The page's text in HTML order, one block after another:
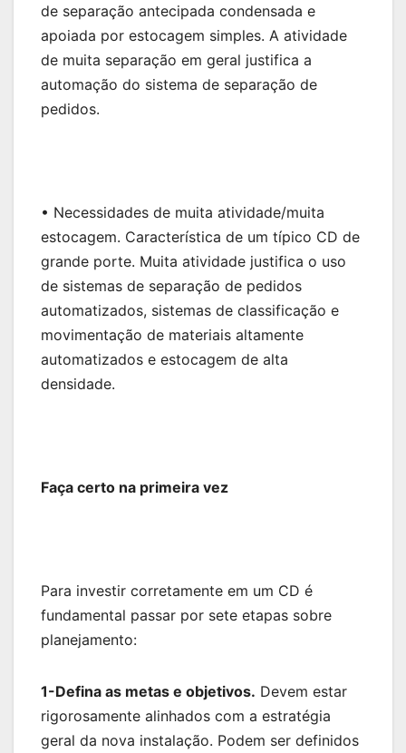
de separação antecipada condensada e
apoiada por estocagem simples. A atividade
de muita separação em geral justifica a
automação do sistema de separação de
pedidos.
• Necessidades de muita atividade/muita
estocagem. Característica de um típico CD de
grande porte. Muita atividade justifica o uso
de sistemas de separação de pedidos
automatizados, sistemas de classificação e
movimentação de materiais altamente
automatizados e estocagem de alta
densidade.
Faça certo na primeira vez
Para investir corretamente em um CD é
fundamental passar por sete etapas sobre
planejamento:
1-Defina as metas e objetivos. Devem estar
rigorosamente alinhados com a estratégia
geral da nova instalação. Podem ser definidos